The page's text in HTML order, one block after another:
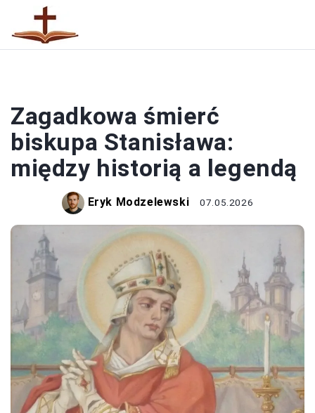
Zagadkowa śmierć
biskupa Stanisława:
między historią a legendą
Eryk Modzelewski 07.05.2026